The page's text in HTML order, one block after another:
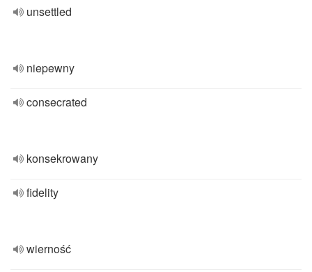
unsettled
niepewny
consecrated
konsekrowany
fidelity
wierność